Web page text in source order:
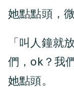
她點點頭，
「叫人鐘就
們，ok？我
她點頭。